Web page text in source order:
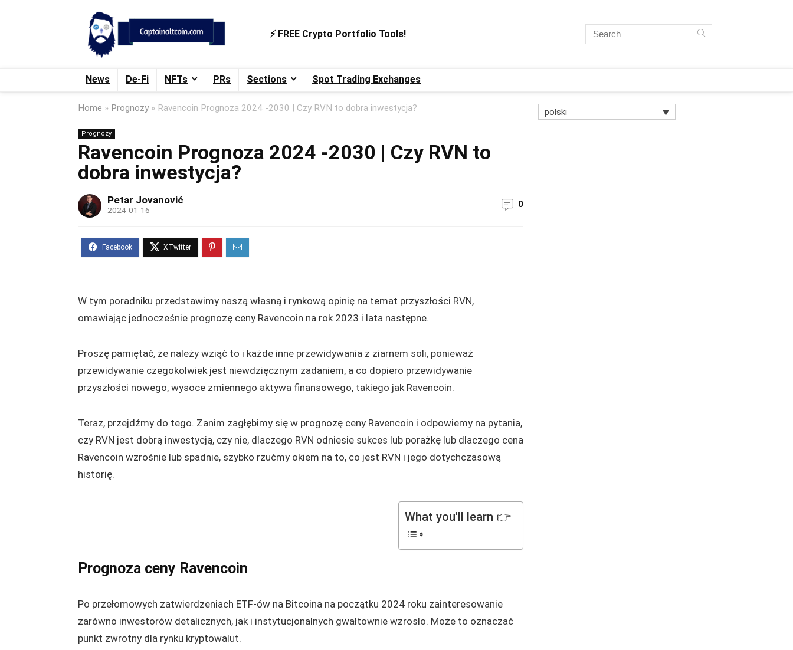
⚡️ FREE Crypto Portfolio Tools!
News De-Fi NFTs PRs Sections Spot Trading Exchanges
Home » Prognozy» Ravencoin Prognoza 2024 -2030 | Czy RVN to dobra inwestycja?
Prognozy
Ravencoin Prognoza 2024 -2030 | Czy RVN to
dobra inwestycja?
Petar Jovanović
2024-01-16
0
W tym poradniku przedstawimy naszą własną i rynkową opinię na temat przyszłości RVN,
omawiając jednocześnie prognozę ceny Ravencoin na rok 2023 i lata następne.
Proszę pamiętać, że należy wziąć to i każde inne przewidywania z ziarnem soli, ponieważ
przewidywanie czegokolwiek jest niewdzięcznym zadaniem, a co dopiero przewidywanie
przyszłości nowego, wysoce zmiennego aktywa finansowego, takiego jak Ravencoin.
Teraz, przejdźmy do tego. Zanim zagłębimy się w prognozę ceny Ravencoin i odpowiemy na pytania,
czy RVN jest dobrą inwestycją, czy nie, dlaczego RVN odniesie sukces lub porażkę lub dlaczego cena
Ravencoin wzrośnie lub spadnie, szybko rzućmy okiem na to, co jest RVN i jego dotychczasową
historię.
What you'll learn 👉
Prognoza ceny Ravencoin
Po przełomowych zatwierdzeniach ETF-ów na Bitcoina na początku 2024 roku zainteresowanie
zarówno inwestorów detalicznych, jak i instytucjonalnych gwałtownie wzrosło. Może to oznaczać
punkt zwrotny dla rynku kryptowalut.
polski